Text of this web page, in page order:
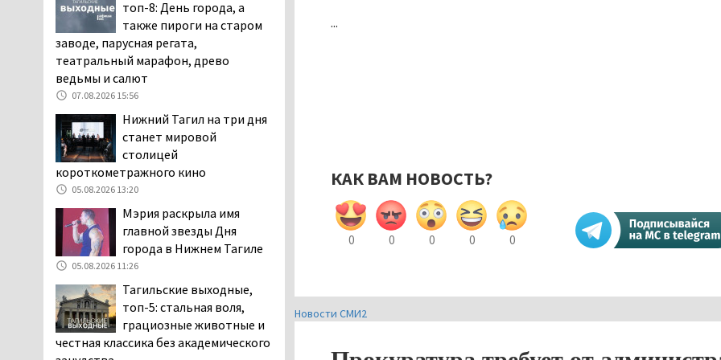
...
КАК ВАМ НОВОСТЬ?
0 0 0 0 0
Новости СМИ2
заявили, что их дочь в палате
покусала бельевая вошь
06.08.2026 13:02
В Нижнем Тагиле на три
дня запретят
06.08.2026 11:41
«Я уверен, это бельевая
вошь». Родители 10-
летней девочки
паразитов, которые искусали их
ребёнка в детской больнице
Нижнего Тагила
05.08.2026 17:59
Директора уральского
предприятия по
производству дронов
«Упырь» подорвали в автомобиле
топ-8: День города, а
также пироги на старом
заводе, парусная регата,
театральный марафон, древо
ведьмы и салют
07.08.2026 15:56
Нижний Тагил на три дня
станет мировой
столицей
короткометражного кино
05.08.2026 13:20
Мэрия раскрыла имя
главной звезды Дня
города в Нижнем Тагиле
05.08.2026 11:26
Тагильские выходные,
топ-5: стальная воля,
грациозные животные и
честная классика без академического